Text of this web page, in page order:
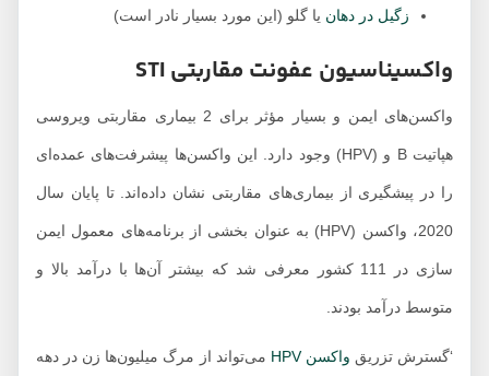
‌زگیل در دهانیا گلو (این مورد بسیار نادر است)
واکسیناسیون عفونت مقاربتی STI
واکسن‌های ایمن و بسیار مؤثر برای 2 بیماری مقاربتی ویروسی
هپاتیت B و (HPV) وجود دارد. این واکسن‌ها پیشرفت‌های عمده‌ای
را در پیشگیری از بیماری‌های مقاربتی نشان داده‌اند. تا پایان سال
2020، واکسن (HPV) به عنوان بخشی از برنامه‌های معمول ایمن
سازی در 111 کشور معرفی شد که بیشتر آن‌ها با درآمد بالا و
متوسط ​​​​درآمد بودند.
‘گسترش تزریق واکسن HPV می‌تواند از مرگ میلیون‌ها زن در دهه